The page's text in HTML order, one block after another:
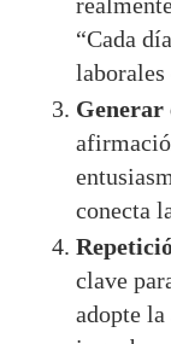
“Cada
laborales
Generar
conecta
clave
adopte